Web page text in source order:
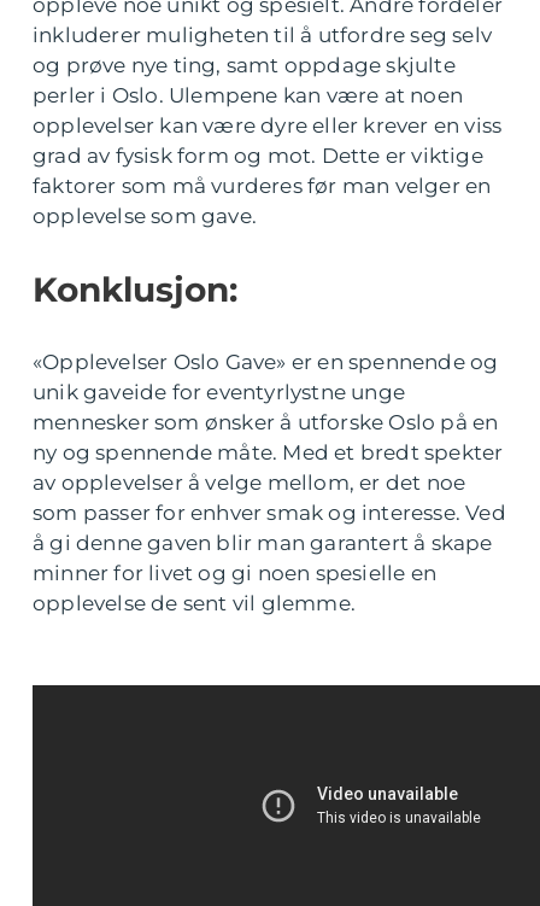
oppleve noe unikt og spesielt. Andre fordeler
inkluderer muligheten til å utfordre seg selv
og prøve nye ting, samt oppdage skjulte
perler i Oslo. Ulempene kan være at noen
opplevelser kan være dyre eller krever en viss
grad av fysisk form og mot. Dette er viktige
faktorer som må vurderes før man velger en
opplevelse som gave.
Konklusjon:
«Opplevelser Oslo Gave» er en spennende og
unik gaveide for eventyrlystne unge
mennesker som ønsker å utforske Oslo på en
ny og spennende måte. Med et bredt spekter
av opplevelser å velge mellom, er det noe
som passer for enhver smak og interesse. Ved
å gi denne gaven blir man garantert å skape
minner for livet og gi noen spesielle en
opplevelse de sent vil glemme.